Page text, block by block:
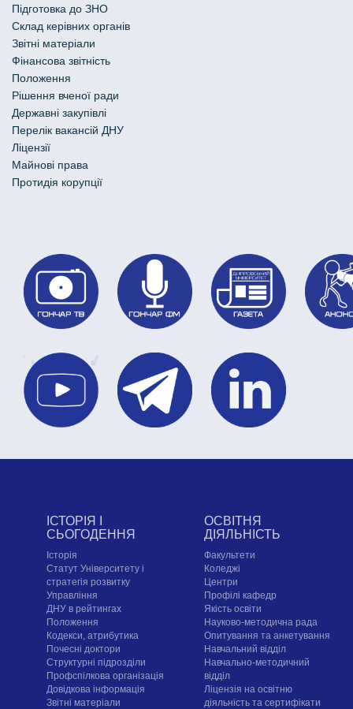
Підготовка до ЗНО
Склад керівних органів
Звітні матеріали
Фінансова звітність
Положення
Рішення вченої ради
Державні закупівлі
Перелік вакансій ДНУ
Ліцензії
Майнові права
Протидія корупції
ІСТОРІЯ І
СЬОГОДЕННЯ
Історія
Статут Університету і
стратегія розвитку
Управління
ДНУ в рейтингах
Положення
Кодекси, атрибутика
Почесні доктори
Структурні підрозділи
Профспілкова організація
Довідкова інформація
Звітні матеріали
ОСВІТНЯ
ДІЯЛЬНІСТЬ
Факультети
Коледжі
Центри
Профілі кафедр
Якість освіти
Науково-методична рада
Опитування та анкетування
Навчальний відділ
Навчально-методичний
відділ
Ліцензія на освітню
діяльність та сертифікати